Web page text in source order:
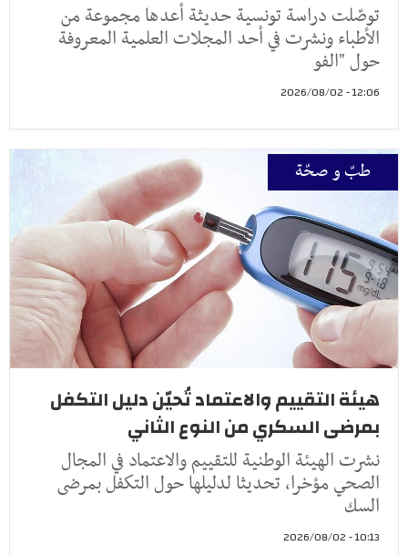
توصّلت دراسة تونسية حديثة أعدها مجموعة من
الأطباء ونشرت في أحد المجلات العلمية المعروفة
حول "الفو
12:06 - 2026/08/02
طبّ و صحّة
هيئة التقييم والاعتماد تُحيّن دليل التكفل
بمرضى السكري من النوع الثاني
نشرت الهيئة الوطنية للتقييم والاعتماد في المجال
الصحي مؤخرا، تحديثا لدليلها حول التكفل بمرضى
السك
10:13 - 2026/08/02